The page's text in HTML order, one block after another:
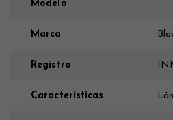
Modelo
Marca
Registro
Características